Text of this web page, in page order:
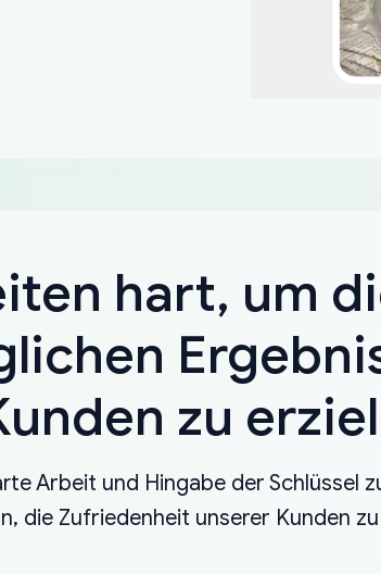
hart, um
zu
Arbeit und Hingabe der Schlüssel
die Zufriedenheit unserer Kunden